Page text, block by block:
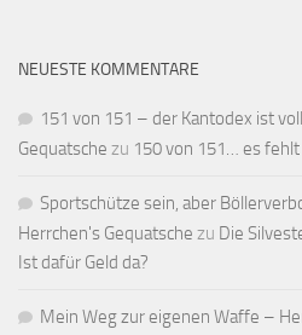
NEUESTE KOMMENTARE
151 von 151 – der Kantodex ist
Gequatsche zu 150 von 151… es
Sportschütze sein, aber
Herrchen's Gequatsche zu Die
Ist dafür Geld da?
Mein Weg zur eigenen Waffe –